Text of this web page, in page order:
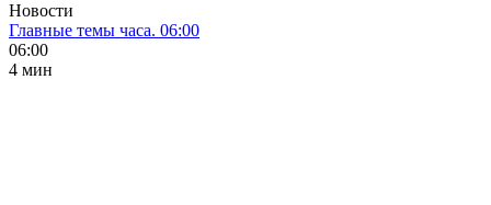
Новости
Главные темы часа. 06:00
06:00
4 мин